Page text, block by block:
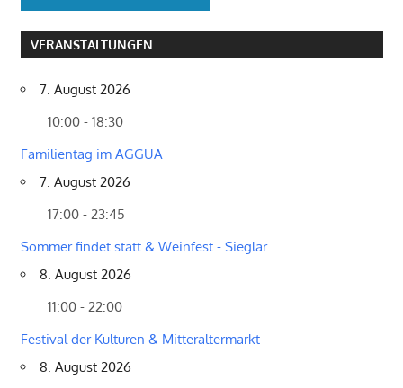
VERANSTALTUNGEN
7. August 2026
10:00 - 18:30
Familientag im AGGUA
7. August 2026
17:00 - 23:45
Sommer findet statt & Weinfest - Sieglar
8. August 2026
11:00 - 22:00
Festival der Kulturen & Mitteraltermarkt
8. August 2026